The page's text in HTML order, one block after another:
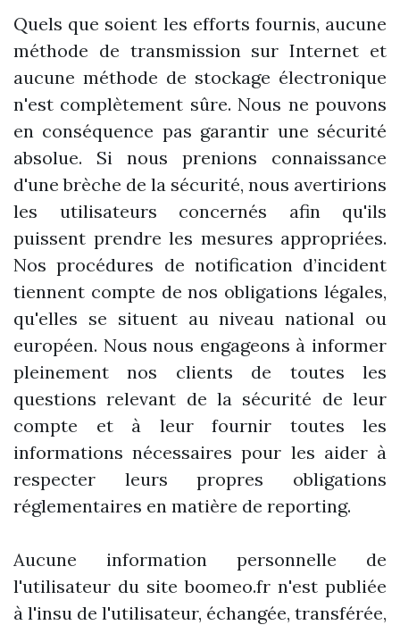
Quels que soient les efforts fournis, aucune
méthode de transmission sur Internet et
aucune méthode de stockage électronique
n'est complètement sûre. Nous ne pouvons
en conséquence pas garantir une sécurité
absolue. Si nous prenions connaissance
d'une brèche de la sécurité, nous avertirions
les utilisateurs concernés afin qu'ils
puissent prendre les mesures appropriées.
Nos procédures de notification d’incident
tiennent compte de nos obligations légales,
qu'elles se situent au niveau national ou
européen. Nous nous engageons à informer
pleinement nos clients de toutes les
questions relevant de la sécurité de leur
compte et à leur fournir toutes les
informations nécessaires pour les aider à
respecter leurs propres obligations
réglementaires en matière de reporting.
Aucune information personnelle de
l'utilisateur du site boomeo.fr n'est publiée
à l'insu de l'utilisateur, échangée, transférée,